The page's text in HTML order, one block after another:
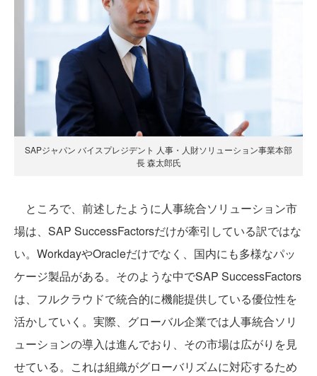
SAPジャパン バイスプレジデント 人事・人財ソリューション事業本部
長 森太郎氏
ところで、前述したように人事統合ソリューション市
場は、SAP SuccessFactorsだけが牽引している訳ではな
い。WorkdayやOracleだけでなく、国内にも多様なパッ
ケージ製品がある。そのような中でSAP SuccessFactors
は、フルクラウドで統合的に機能提供している優位性を
活かしていく。実際、グローバル企業では人事統合ソリ
ューションの導入は進んでおり、その市場は広がりを見
せている。これは組織がグローバリズムに対応するため